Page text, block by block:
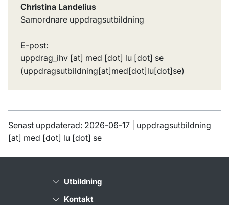
Christina Landelius
Samordnare uppdragsutbildning
E-post:
uppdrag_ihv [at] med [dot] lu [dot] se
(uppdragsutbildning[at]med[dot]lu[dot]se)
Senast uppdaterad: 2026-06-17 | uppdragsutbildning
[at] med [dot] lu [dot] se
Utbildning
Kontakt